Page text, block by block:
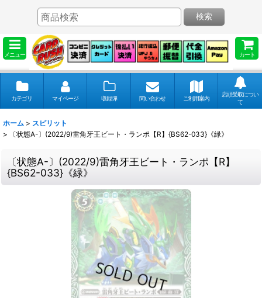
メニュー カート
検索
カテゴリ マイページ 収録弾 問い合わせ ご利用案内
店頭受取につい
て
ホーム > スピリット
>
〔状態A-〕(2022/9)雷角牙王ビート・ランポ【R】{BS62-033}《緑》
〔状態A-〕(2022/9)雷角牙王ビート・ランポ【R】
{BS62-033}《緑》